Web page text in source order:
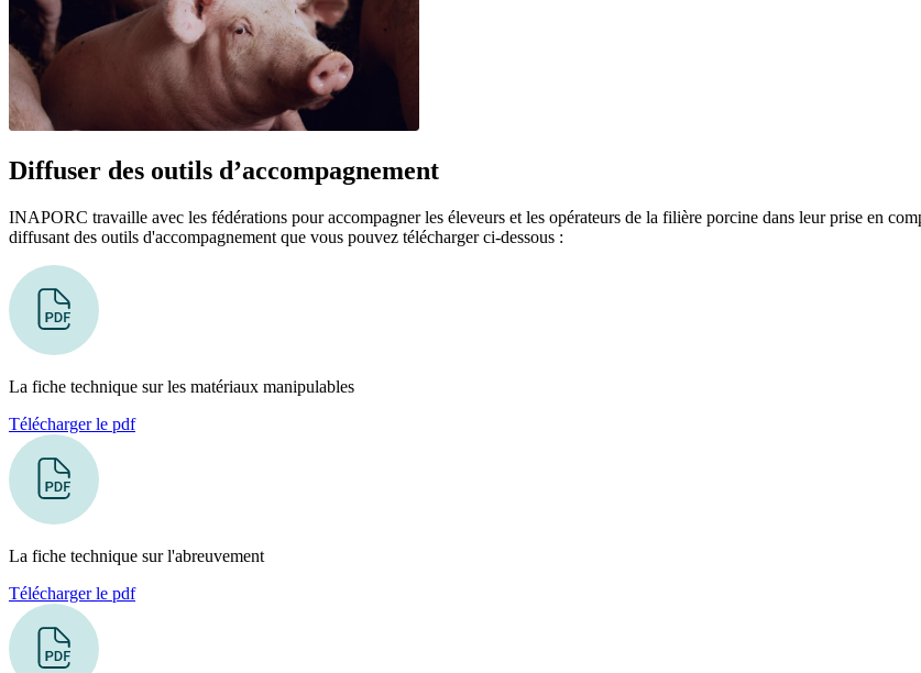
Diffuser des outils d’accompagnement
INAPORC travaille avec les fédérations pour accompagner les éleveurs et les opérateurs de la filière porcine dans leur prise en
diffusant des outils d'accompagnement que vous pouvez télécharger ci-dessous :
La fiche technique sur les matériaux manipulables
Télécharger le pdf
La fiche technique sur l'abreuvement
Télécharger le pdf